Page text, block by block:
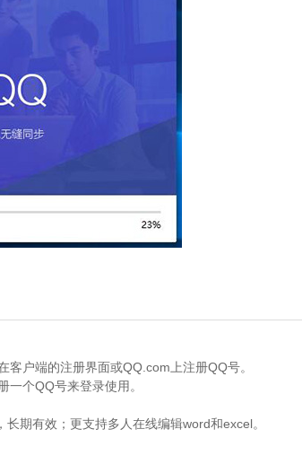
户端的注册界面或QQ.com上注册QQ号。
个QQ号来登录使用。
期有效；更支持多人在线编辑word和excel。